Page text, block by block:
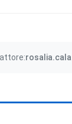
rosalia.cala